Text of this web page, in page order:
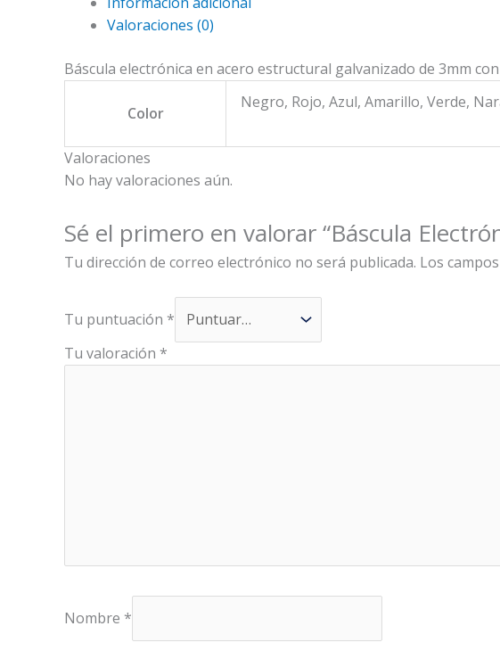
Valoraciones (0)
Báscula electrónica en acero estructural galvanizado de 3mm
Color
Negro, Rojo, Azul, Amarillo, Verde,
Valoraciones
No hay valoraciones aún.
Sé el primero en valorar “Báscula
Tu dirección de correo electrónico no será publicada. Los
Tu puntuación *
Tu valoración *
Nombre *